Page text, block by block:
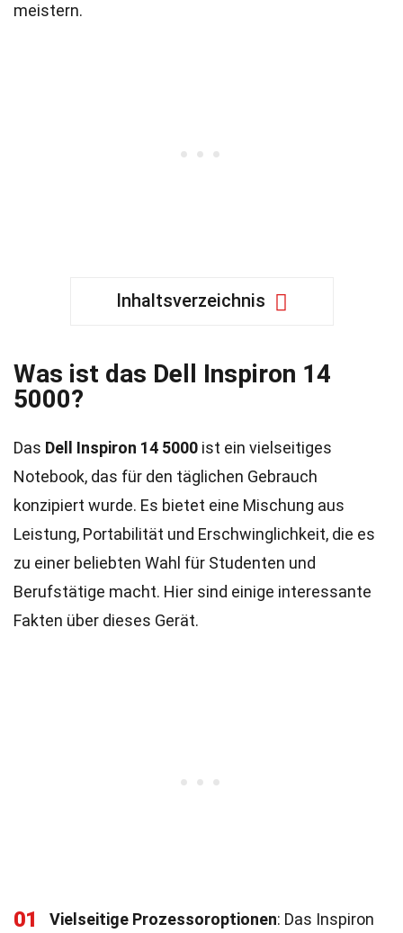
meistern.
Inhaltsverzeichnis
Was ist das Dell Inspiron 14
5000?
Das Dell Inspiron 14 5000 ist ein vielseitiges
Notebook, das für den täglichen Gebrauch
konzipiert wurde. Es bietet eine Mischung aus
Leistung, Portabilität und Erschwinglichkeit, die es
zu einer beliebten Wahl für Studenten und
Berufstätige macht. Hier sind einige interessante
Fakten über dieses Gerät.
01 Vielseitige Prozessoroptionen: Das Inspiron